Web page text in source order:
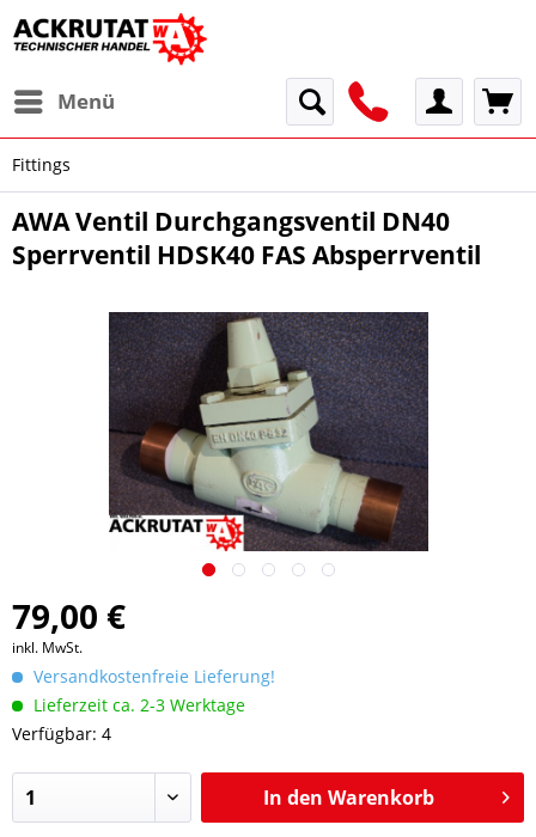
Menü
Fittings
AWA Ventil Durchgangsventil DN40
Sperrventil HDSK40 FAS Absperrventil
79,00 €
inkl. MwSt.
Versandkostenfreie Lieferung!
Lieferzeit ca. 2-3 Werktage
Verfügbar: 4
In den Warenkorb